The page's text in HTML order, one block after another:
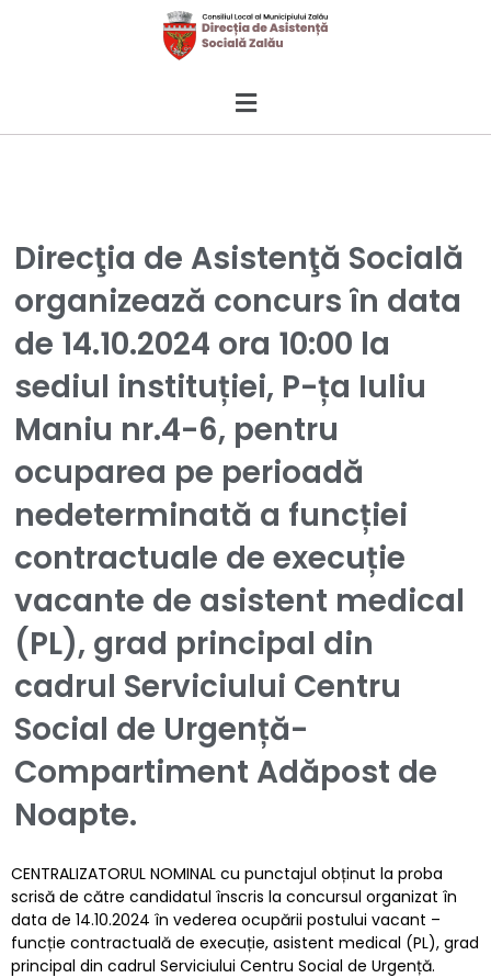
Direcţia de Asistenţă Socială
organizează concurs în data
de 14.10.2024 ora 10:00 la
sediul instituției, P-ța Iuliu
Maniu nr.4-6, pentru
ocuparea pe perioadă
nedeterminată a funcției
contractuale de execuție
vacante de asistent medical
(PL), grad principal din
cadrul Serviciului Centru
Social de Urgență-
Compartiment Adăpost de
Noapte.
CENTRALIZATORUL NOMINAL cu punctajul obținut la proba
scrisă de către candidatul înscris la concursul organizat în
data de 14.10.2024 în vederea ocupării postului vacant –
funcție contractuală de execuție, asistent medical (PL), grad
principal din cadrul Serviciului Centru Social de Urgență.